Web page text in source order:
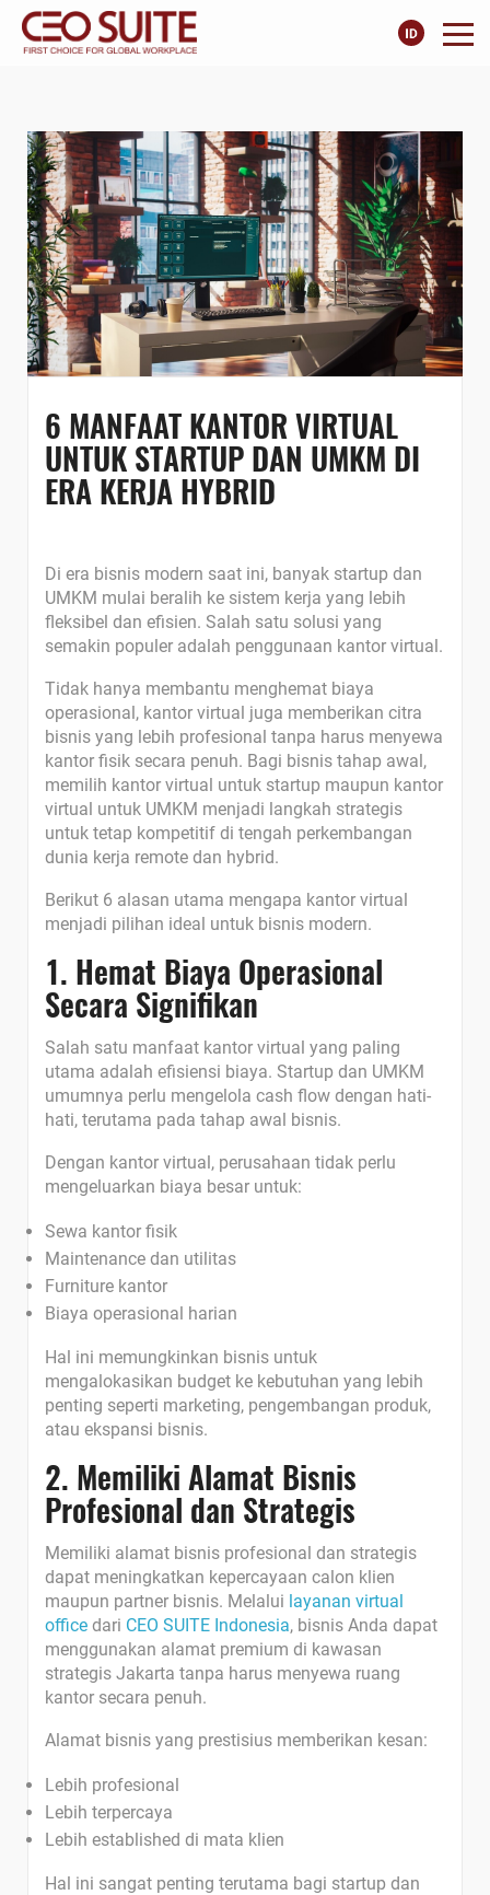
6 MANFAAT KANTOR VIRTUAL
UNTUK STARTUP DAN UMKM DI
ERA KERJA HYBRID
Di era bisnis modern saat ini, banyak startup dan
UMKM mulai beralih ke sistem kerja yang lebih
fleksibel dan efisien. Salah satu solusi yang
semakin populer adalah penggunaan kantor virtual.
Tidak hanya membantu menghemat biaya
operasional, kantor virtual juga memberikan citra
bisnis yang lebih profesional tanpa harus menyewa
kantor fisik secara penuh. Bagi bisnis tahap awal,
memilih kantor virtual untuk startup maupun kantor
virtual untuk UMKM menjadi langkah strategis
untuk tetap kompetitif di tengah perkembangan
dunia kerja remote dan hybrid.
Berikut 6 alasan utama mengapa kantor virtual
menjadi pilihan ideal untuk bisnis modern.
1. Hemat Biaya Operasional
Secara Signifikan
Salah satu manfaat kantor virtual yang paling
utama adalah efisiensi biaya. Startup dan UMKM
umumnya perlu mengelola cash flow dengan hati-
hati, terutama pada tahap awal bisnis.
Dengan kantor virtual, perusahaan tidak perlu
mengeluarkan biaya besar untuk:
Sewa kantor fisik
Maintenance dan utilitas
Furniture kantor
Biaya operasional harian
Hal ini memungkinkan bisnis untuk
mengalokasikan budget ke kebutuhan yang lebih
penting seperti marketing, pengembangan produk,
atau ekspansi bisnis.
2. Memiliki Alamat Bisnis
Profesional dan Strategis
Memiliki alamat bisnis profesional dan strategis
dapat meningkatkan kepercayaan calon klien
maupun partner bisnis. Melalui layanan virtual
office dari CEO SUITE Indonesia, bisnis Anda dapat
menggunakan alamat premium di kawasan
strategis Jakarta tanpa harus menyewa ruang
kantor secara penuh.
Alamat bisnis yang prestisius memberikan kesan:
Lebih profesional
Lebih terpercaya
Lebih established di mata klien
Hal ini sangat penting terutama bagi startup dan